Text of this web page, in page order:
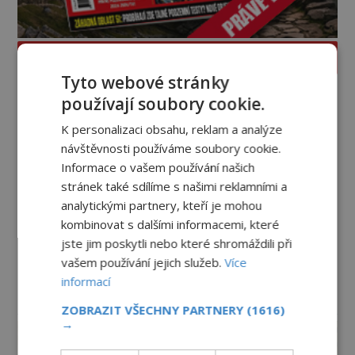
reklama
Tyto webové stránky
používají soubory cookie.
K personalizaci obsahu, reklam a analýze
návštěvnosti používáme soubory cookie.
Informace o vašem používání našich
stránek také sdílíme s našimi reklamními a
analytickými partnery, kteří je mohou
kombinovat s dalšími informacemi, které
jste jim poskytli nebo které shromáždili při
vašem používání jejich služeb.Více
informací
ZOBRAZIT VŠECHNY PARTNERY (1616)
→